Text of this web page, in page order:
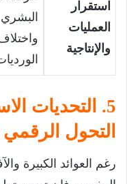
استقرار
العمليات
والإنتاجية
البشري
5. التحديات
التحول
رغم العوائد الكبيرة